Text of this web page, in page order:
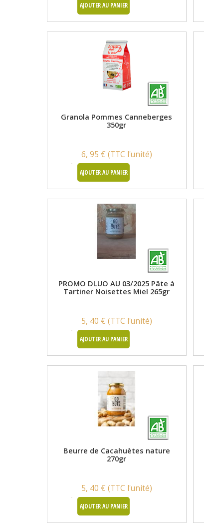
AJOUTER AU PANIER
Granola Pommes Canneberges
350gr
6, 95 € (TTC l'unité)
AJOUTER AU PANIER
PROMO DLUO AU 03/2025 Pâte à
Tartiner Noisettes Miel 265gr
5, 40 € (TTC l'unité)
AJOUTER AU PANIER
Beurre de Cacahuètes nature
270gr
5, 40 € (TTC l'unité)
AJOUTER AU PANIER